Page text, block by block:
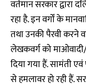
वर्तमान सरकार द्वारा
रहा है. इन वर्गों के
तथा उनकी पैरवी करने
लेखकवर्ग को माओवादी/
दिया गया हैं. सामंती
से हमलावर हो रही हैं.